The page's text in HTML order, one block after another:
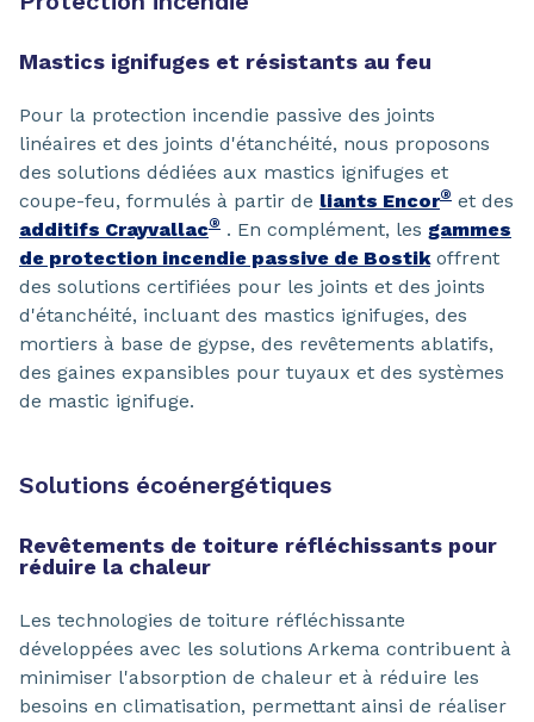
Mastics ignifuges et résistants au feu
Pour la protection incendie passive des joints
linéaires et des joints d'étanchéité, nous proposons
des solutions dédiées aux mastics ignifuges et
coupe-feu, formulés à partir de liants Encor® et des
additifs Crayvallac® . En complément, les gammes
de protection incendie passive de Bostikoffrent
des solutions certifiées pour les joints et des joints
d'étanchéité, incluant des mastics ignifuges, des
mortiers à base de gypse, des revêtements ablatifs,
des gaines expansibles pour tuyaux et des systèmes
de mastic ignifuge.
Solutions écoénergétiques
Revêtements de toiture réfléchissants pour
réduire la chaleur
Les technologies de toiture réfléchissante
développées avec les solutions Arkema contribuent à
minimiser l'absorption de chaleur et à réduire les
besoins en climatisation, permettant ainsi de réaliser